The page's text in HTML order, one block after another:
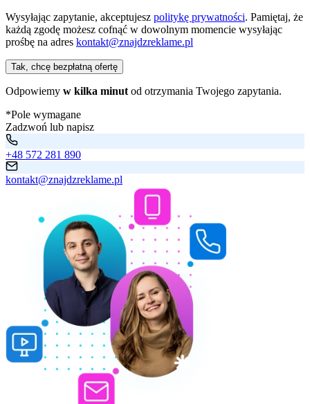
Wysyłając zapytanie, akceptujesz politykę prywatności. Pamiętaj, że
każdą zgodę możesz cofnąć w dowolnym momencie wysyłając
prośbę na adres kontakt@znajdzreklame.pl
Tak, chcę bezpłatną ofertę
Odpowiemy w kilka minut od otrzymania Twojego zapytania.
*Pole wymagane
Zadzwoń lub napisz
+48 572 281 890
kontakt@znajdzreklame.pl